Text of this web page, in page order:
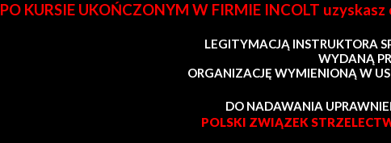
PO KURSIE UKOŃCZONYM W FIRMIE INCOLT
LEGITYMACJĄ INSTRUKTORA
WYDANĄ
ORGANIZACJĘ WYMIENIONĄ W
DO NADAWANIA
POLSKI ZWIĄZEK